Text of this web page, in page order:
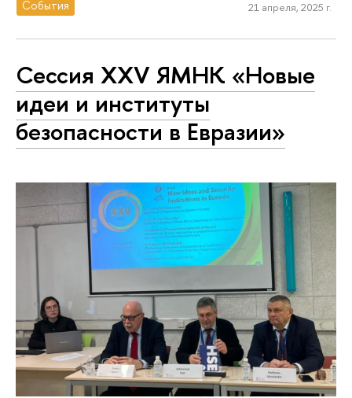
События 21 апреля, 2025 г.
Сессия XXV ЯМНК «Новые
идеи и институты
безопасности в Евразии»